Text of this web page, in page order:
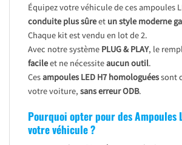
Équipez votre véhicule de ces ampoules
conduite plus sûreet un style moderne
Chaque kit est vendu en lot de 2.
Avec notre système PLUG & PLAY, le
facileet ne nécessiteaucun outil.
Cesampoules LED H7 homologuéessont
votre voiture, sans erreur ODB.
Pourquoi opter pour des Ampoules
votre véhicule ?